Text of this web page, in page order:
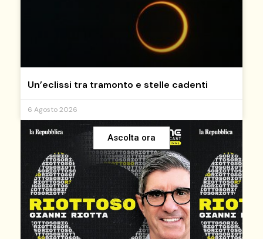
Un’eclissi tra tramonto e stelle cadenti
6 Agosto 2026
Ascolta ora